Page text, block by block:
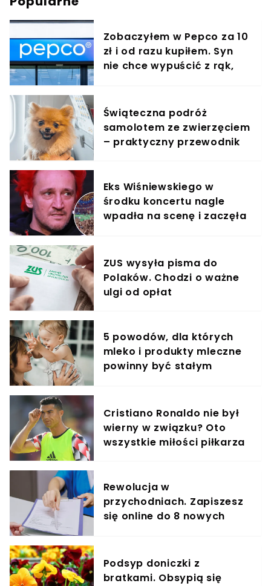
Zobaczyłem w Pepco za 10
zł i od razu kupiłem. Syn
nie chce wypuścić z rąk,
Świąteczna podróż
samolotem ze zwierzęciem
– praktyczny przewodnik
Eks Wiśniewskiego w
środku koncertu nagle
wpadła na scenę i zaczęła
ZUS wysyła pisma do
Polaków. Chodzi o ważne
ulgi od opłat
5 powodów, dla których
mleko i produkty mleczne
powinny być stałym
Cristiano Ronaldo nie był
wierny w związku? Oto
wszystkie miłości piłkarza
Rewolucja w
przychodniach. Zapiszesz
się online do 8 nowych
Podsyp doniczki z
bratkami. Obsypią się